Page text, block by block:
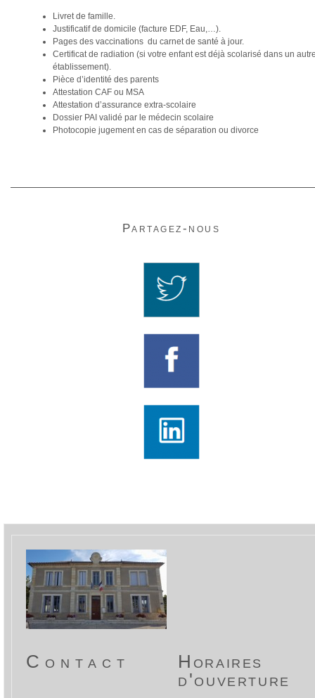
Livret de famille.
Justificatif de domicile (facture EDF, Eau,…).
Pages des vaccinations du carnet de santé à jour.
Certificat de radiation (si votre enfant est déjà scolarisé dans un
établissement).
Pièce d’identité des parents
Attestation CAF ou MSA
Attestation d’assurance extra-scolaire
Dossier PAI validé par le médecin scolaire
Photocopie jugement en cas de séparation ou divorce
Partagez-nous
Contact
Horaires
d'ouverture